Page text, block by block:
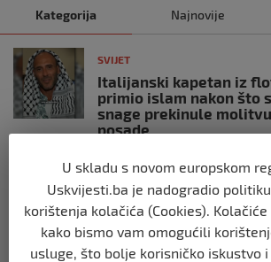
Kategorija Najnovije
SVIJET
Italijanski kapetan iz
primio islam nakon što
snage prekinule
posade
SVIJET
Brod “Mikeno” probio
i uplovio u Gazu –
vijori zastavu BiH
U skladu s novom europskom
Uskvijesti.ba je nadogradio
korištenja kolačića (Cookies).
kako bismo vam omogućili
usluge, što bolje korisničko iskustvo